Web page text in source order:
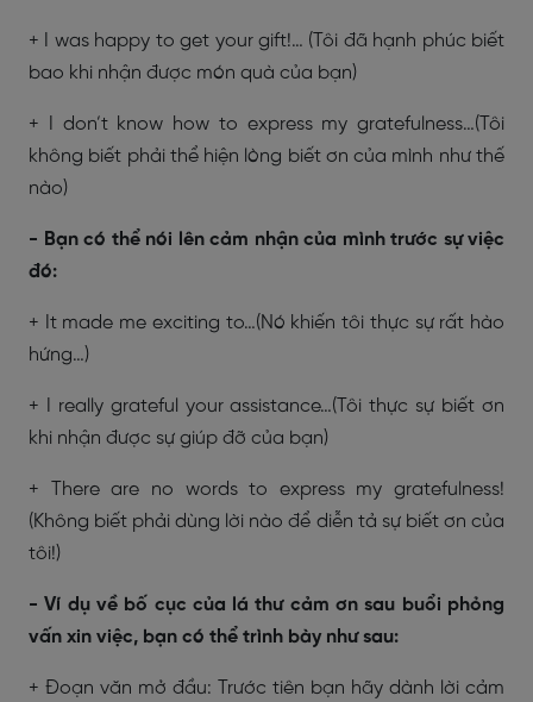
+ I was happy to get your gift!… (Tôi đã hạnh phúc biết
bao khi nhận được món quà của bạn)
+ I don’t know how to express my gratefulness…(Tôi
không biết phải thể hiện lòng biết ơn của mình như thế
nào)
- Bạn có thể nói lên cảm nhận của mình trước sự việc
đó:
+ It made me exciting to…(Nó khiến tôi thực sự rất hào
hứng…)
+ I really grateful your assistance…(Tôi thực sự biết ơn
khi nhận được sự giúp đỡ của bạn)
+ There are no words to express my gratefulness!
(Không biết phải dùng lời nào để diễn tả sự biết ơn của
tôi!)
- Ví dụ về bố cục của lá thư cảm ơn sau buổi phỏng
vấn xin việc, bạn có thể trình bày như sau:
+ Đoạn văn mở đầu: Trước tiên bạn hãy dành lời cảm